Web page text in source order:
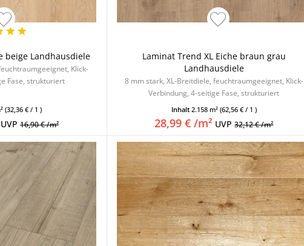
beige Landhausdiele
Klick-
Fase, strukturiert
(32,36 € / 1 )
UVP16,90 € /m²
Laminat Trend XL Eiche braun grau
Landhausdiele
8 mm stark, XL-Breitdiele, feuchtraumgeeignet, Klick-
Verbindung, 4-seitige Fase, strukturiert
Inhalt 2.158 m² (62,56 € / 1 )
28,99 € /m² UVP32,12 € /m²